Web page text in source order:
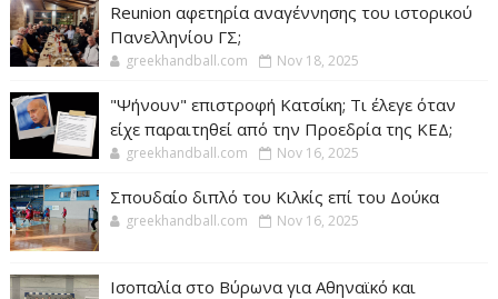
Reunion αφετηρία αναγέννησης του ιστορικού
Πανελληνίου ΓΣ;
greekhandball.com Nov 18, 2025
"Ψήνουν" επιστροφή Κατσίκη; Τι έλεγε όταν
είχε παραιτηθεί από την Προεδρία της ΚΕΔ;
greekhandball.com Nov 16, 2025
Σπουδαίο διπλό του Κιλκίς επί του Δούκα
greekhandball.com Nov 16, 2025
Ισοπαλία στο Βύρωνα για Αθηναϊκό και